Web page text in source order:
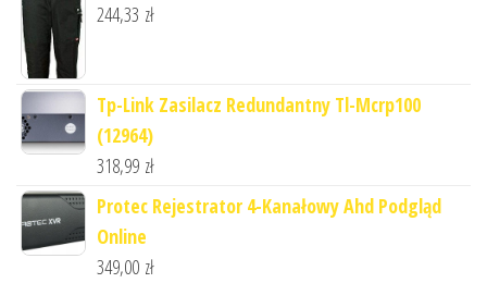
244,33 zł
Tp-Link Zasilacz Redundantny Tl-Mcrp100
(12964)
318,99 zł
Protec Rejestrator 4-Kanałowy Ahd Podgląd
Online
349,00 zł